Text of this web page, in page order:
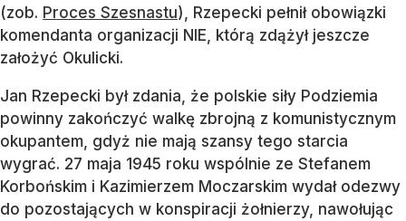
(zob. Proces Szesnastu), Rzepecki pełnił obowiązki
komendanta organizacji NIE, którą zdążył jeszcze
założyć Okulicki.
Jan Rzepecki był zdania, że polskie siły Podziemia
powinny zakończyć walkę zbrojną z komunistycznym
okupantem, gdyż nie mają szansy tego starcia
wygrać. 27 maja 1945 roku wspólnie ze Stefanem
Korbońskim i Kazimierzem Moczarskim wydał odezwy
do pozostających w konspiracji żołnierzy, nawołując